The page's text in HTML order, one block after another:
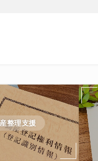
整理支援